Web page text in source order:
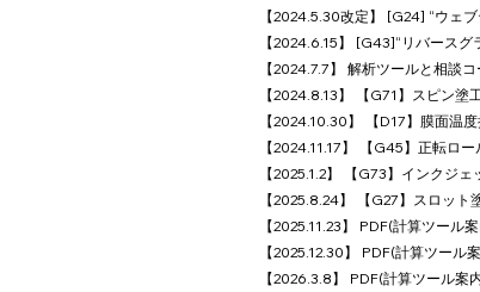
【2024.5.30改定】 [G24] “ウェブ
【2024.6.15】 [G43]“リバースグラ
【2024.7.7】 解析ツールと相談コ
【2024.8.13】 【G71】スピン塗工
【2024.10.30】 【D17】膜面温度
【2024.11.17】 【G45】正転ロー
【2025.1.2】 【G73】インクジェ
【2025.8.24】 【G27】スロット
【2025.11.23】 PDF(計算ツール
【2025.12.30】 PDF(計算ツール案
【2026.3.8】 PDF(計算ツール案内